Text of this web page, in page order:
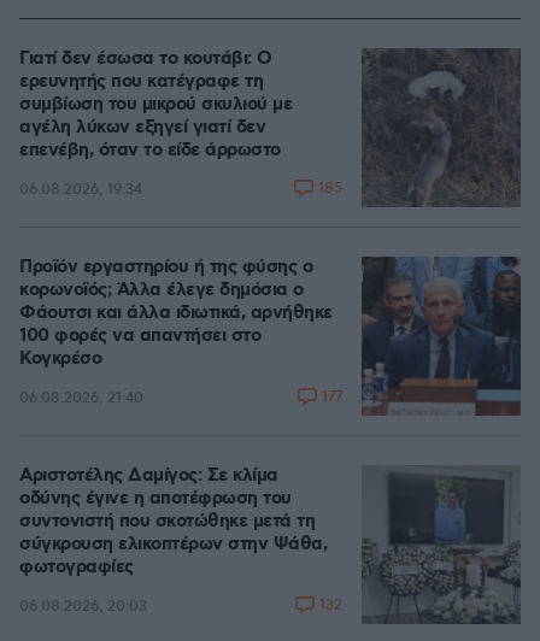
Γιατί δεν έσωσα το κουτάβι: Ο
ερευνητής που κατέγραφε τη
συμβίωση του μικρού σκυλιού με
αγέλη λύκων εξηγεί γιατί δεν
επενέβη, όταν το είδε άρρωστο
06.08.2026, 19:34 185
Προϊόν εργαστηρίου ή της φύσης ο
κορωνοϊός; Άλλα έλεγε δημόσια ο
Φάουτσι και άλλα ιδιωτικά, αρνήθηκε
100 φορές να απαντήσει στο
Κογκρέσο
06.08.2026, 21:40 177
Αριστοτέλης Δαμίγος: Σε κλίμα
οδύνης έγινε η αποτέφρωση του
συντονιστή που σκοτώθηκε μετά τη
σύγκρουση ελικοπτέρων στην Ψάθα,
φωτογραφίες
06.08.2026, 20:03 132